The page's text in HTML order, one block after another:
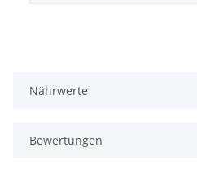
Nährwerte
Bewertungen